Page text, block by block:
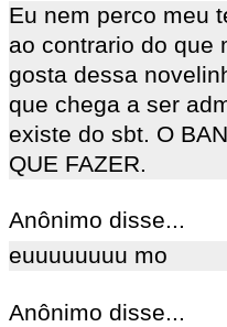
Eu nem perco meu
ao contrario do que
gosta dessa
que chega a ser
existe do sbt. O
QUE FAZER.
Anônimo disse...
euuuuuuuu mo
Anônimo disse...